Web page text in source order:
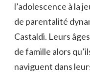
l’adolescence à la
de parentalité
Castaldi. Leurs
de famille alors
naviguent dans